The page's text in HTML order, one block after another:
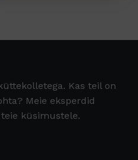
Kas teil on
Meie eksperdid
küsimustele.